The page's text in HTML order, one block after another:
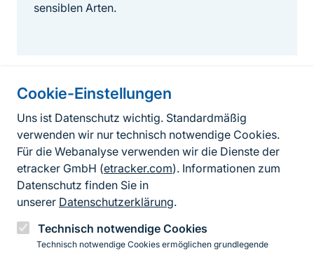
Cookie-Einstellungen
Uns ist Datenschutz wichtig. Standardmäßig
verwenden wir nur technisch notwendige Cookies.
Für die Webanalyse verwenden wir die Dienste der
etracker GmbH (etracker.com). Informationen zum
Datenschutz finden Sie in
unserer Datenschutzerklärung.
Technisch notwendige Cookies
Technisch notwendige Cookies ermöglichen grundlegende
sensiblen Arten.
Informationen zur Seite
FußzeileKontakt zum BfN
Kontaktformular
Erklärung zur Barrierefreiheit
Impressum